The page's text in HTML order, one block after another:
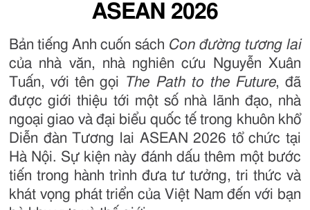
ASEAN 2026
Bản tiếng Anh cuốn sách Con đường tương lai
của nhà văn, nhà nghiên cứu Nguyễn Xuân
Tuấn, với tên gọi The Path to the Future, đã
được giới thiệu tới một số nhà lãnh đạo, nhà
ngoại giao và đại biểu quốc tế trong khuôn khổ
Diễn đàn Tương lai ASEAN 2026 tổ chức tại
Hà Nội. Sự kiện này đánh dấu thêm một bước
tiến trong hành trình đưa tư tưởng, tri thức và
khát vọng phát triển của Việt Nam đến với bạn